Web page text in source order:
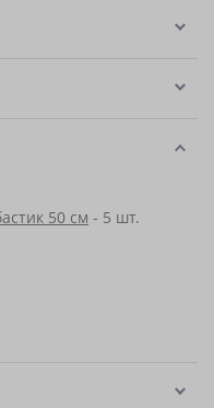
50 см - 5 шт.